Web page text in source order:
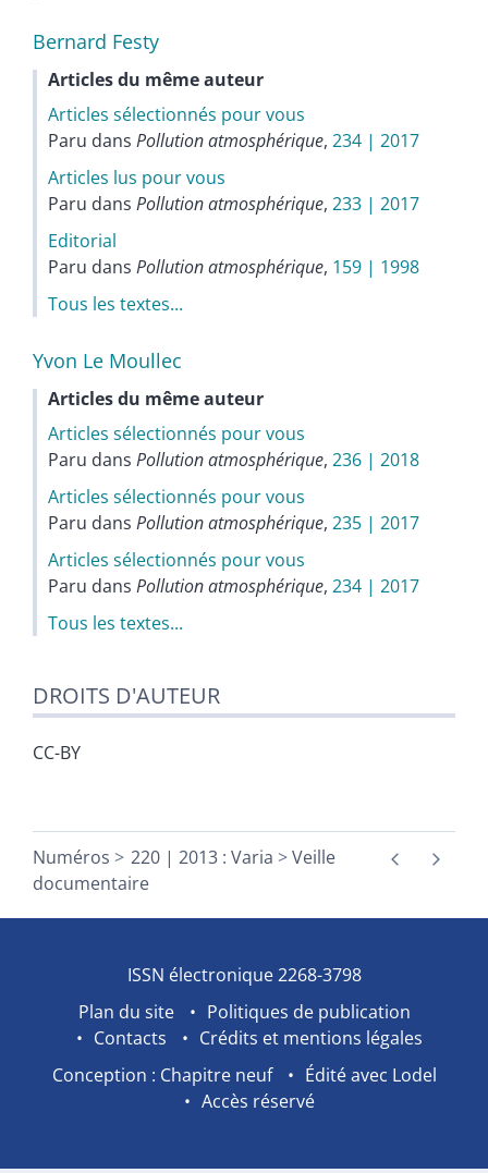
Bernard Festy
Articles du même auteur
Articles sélectionnés pour vous
Paru dans Pollution atmosphérique, 234 | 2017
Articles lus pour vous
Paru dans Pollution atmosphérique, 233 | 2017
Editorial
Paru dans Pollution atmosphérique, 159 | 1998
Tous les textes...
Yvon Le Moullec
Articles du même auteur
Articles sélectionnés pour vous
Paru dans Pollution atmosphérique, 236 | 2018
Articles sélectionnés pour vous
Paru dans Pollution atmosphérique, 235 | 2017
Articles sélectionnés pour vous
Paru dans Pollution atmosphérique, 234 | 2017
Tous les textes...
DROITS D'AUTEUR
CC-BY
Numéros 220 | 2013 : Varia
Veille
documentaire
ISSN électronique 2268-3798
Plan du site
Politiques de publication
Contacts
Crédits et mentions légales
Conception : Chapitre neuf
Édité avec Lodel
Accès réservé